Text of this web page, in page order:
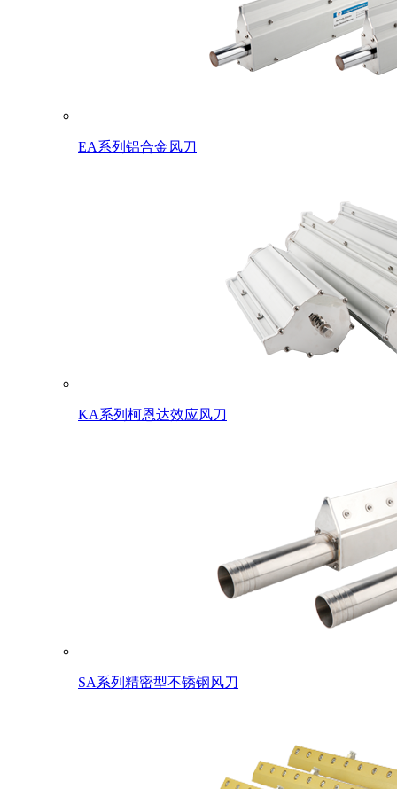
EA系列铝合金风刀
KA系列柯恩达效应风刀
SA系列精密型不锈钢风刀